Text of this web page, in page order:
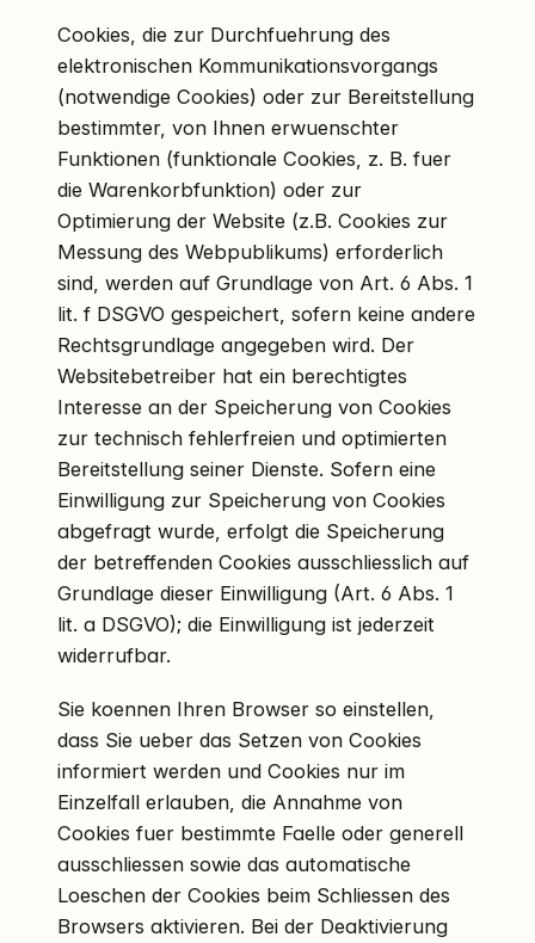
Cookies, die zur Durchfuehrung des
elektronischen Kommunikationsvorgangs
(notwendige Cookies) oder zur Bereitstellung
bestimmter, von Ihnen erwuenschter
Funktionen (funktionale Cookies, z. B. fuer
die Warenkorbfunktion) oder zur
Optimierung der Website (z.B. Cookies zur
Messung des Webpublikums) erforderlich
sind, werden auf Grundlage von Art. 6 Abs. 1
lit. f DSGVO gespeichert, sofern keine andere
Rechtsgrundlage angegeben wird. Der
Websitebetreiber hat ein berechtigtes
Interesse an der Speicherung von Cookies
zur technisch fehlerfreien und optimierten
Bereitstellung seiner Dienste. Sofern eine
Einwilligung zur Speicherung von Cookies
abgefragt wurde, erfolgt die Speicherung
der betreffenden Cookies ausschliesslich auf
Grundlage dieser Einwilligung (Art. 6 Abs. 1
lit. a DSGVO); die Einwilligung ist jederzeit
widerrufbar.
Sie koennen Ihren Browser so einstellen,
dass Sie ueber das Setzen von Cookies
informiert werden und Cookies nur im
Einzelfall erlauben, die Annahme von
Cookies fuer bestimmte Faelle oder generell
ausschliessen sowie das automatische
Loeschen der Cookies beim Schliessen des
Browsers aktivieren. Bei der Deaktivierung